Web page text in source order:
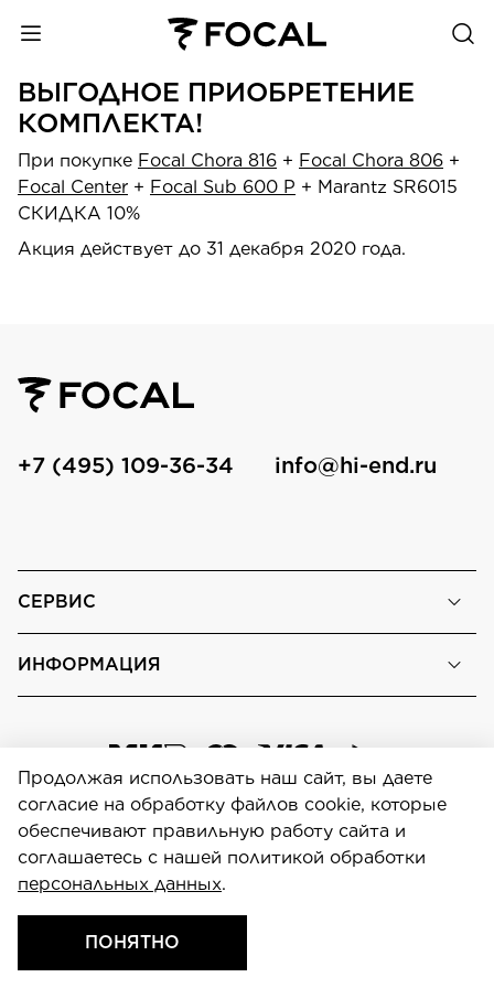
ВЫГОДНОЕ ПРИОБРЕТЕНИЕ
КОМПЛЕКТА!
При покупке Focal Chora 816 + Focal Chora 806 +
Focal Center + Focal Sub 600 P + Marantz SR6015
СКИДКА 10%
Акция действует до 31 декабря 2020 года.
СЕРВИС
ИНФОРМАЦИЯ
+7 (495) 109-36-34 info@hi-end.ru
Focal-Shop.ru © 2026
Информация представленная на сайте не является
Продолжая использовать наш сайт, вы даете
согласие на обработку файлов cookie, которые
обеспечивают правильную работу сайта и
соглашаетесь с нашей политикой обработки
персональных данных.
ПОНЯТНО